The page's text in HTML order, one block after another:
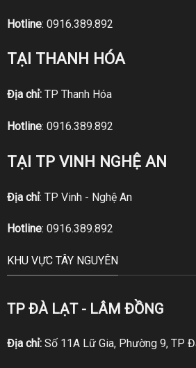
Hotline: 0916.389.892
TẠI THANH HÓA
Địa chỉ:TP Thanh Hóa
Hotline: 0916.389.892
TẠI TP VINH NGHỆ AN
Địa chỉ: TP Vinh - Nghệ An
Hotline: 0916.389.892
KHU VỰC TÂY NGUYÊN
TP ĐÀ LẠT - LÂM ĐỒNG
Địa chỉ:Số 11A Lữ Gia, Phường 9, TP